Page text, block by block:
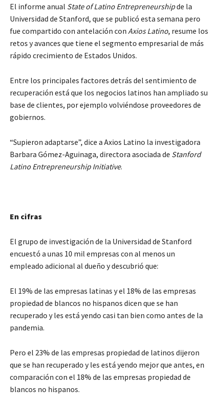
El informe anual State of Latino Entrepreneurshipde la
Universidad de Stanford, que se publicó esta semana pero
fue compartido con antelación con Axios Latino, resume los
retos y avances que tiene el segmento empresarial de más
rápido crecimiento de Estados Unidos.
Entre los principales factores detrás del sentimiento de
recuperación está que los negocios latinos han ampliado su
base de clientes, por ejemplo volviéndose proveedores de
gobiernos.
“Supieron adaptarse”, dice a Axios Latino la investigadora
Barbara Gómez-Aguinaga, directora asociada de Stanford
Latino Entrepreneurship Initiative.
En cifras
El grupo de investigación de la Universidad de Stanford
encuestó a unas 10 mil empresas con al menos un
empleado adicional al dueño y descubrió que:
El 19% de las empresas latinas y el 18% de las empresas
propiedad de blancos no hispanos dicen que se han
recuperado y les está yendo casi tan bien como antes de la
pandemia.
Pero el 23% de las empresas propiedad de latinos dijeron
que se han recuperado y les está yendo mejor que antes, en
comparación con el 18% de las empresas propiedad de
blancos no hispanos.